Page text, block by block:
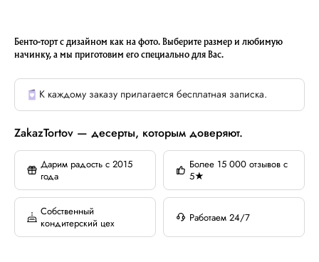
Бенто-торт с дизайном как на фото. Выберите размер и любимую
начинку, а мы приготовим его специально для Вас.
К каждому заказу прилагается бесплатная записка.
ZakazTortov — десерты, которым доверяют.
Дарим радость с 2015
года
Более 15 000 отзывов с
5★
Собственный
кондитерский цех
Работаем 24/7